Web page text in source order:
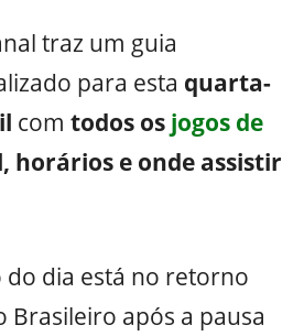
traz um guia
para esta quarta-
com todos os jogos de
horários e onde assistir
do dia está no retorno
Brasileiro após a pausa